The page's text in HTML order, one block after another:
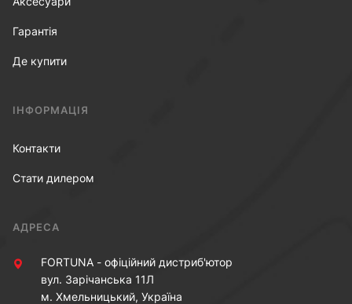
Гарантія
Де купити
ІНФОРМАЦІЯ
Контакти
Стати дилером
АДРЕСА
FORTUNA - офіційний дистриб'ютор
вул. Зарічанська 11Л
м. Хмельницький, Україна